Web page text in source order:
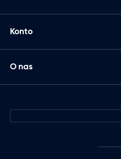
Konto
O nas